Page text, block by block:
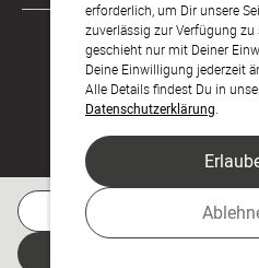
erforderlich, um Dir unsere
zuverlässig zur Verfügung zu
geschieht nur mit Deiner
Deine Einwilligung jederzeit
Alle Details findest Du in
Datenschutzerklärung
Kostenlose
LLM's
Feier den